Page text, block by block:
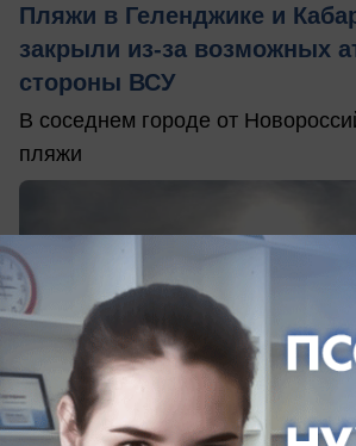
Пляжи в Геленджике и
закрыли из-за возможных
стороны ВСУ
В соседнем городе от
пляжи